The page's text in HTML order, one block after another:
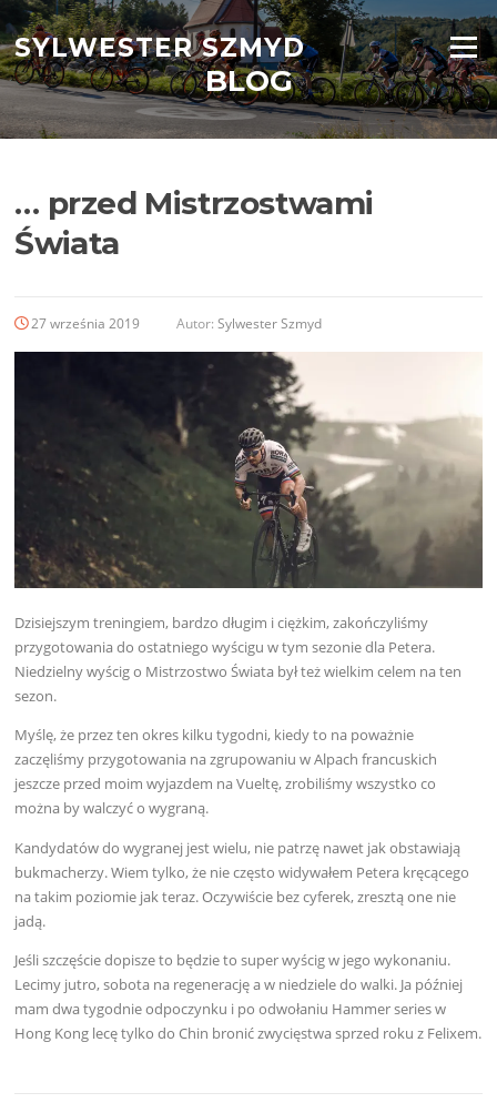
Przejdź
do
treściSYLWESTER SZMYD Menu
BLOG
… przed Mistrzostwami
Świata
27 września 2019 Autor:Sylwester Szmyd
Dzisiejszym treningiem, bardzo długim i ciężkim, zakończyliśmy
przygotowania do ostatniego wyścigu w tym sezonie dla Petera.
Niedzielny wyścig o Mistrzostwo Świata był też wielkim celem na ten
sezon.
Myślę, że przez ten okres kilku tygodni, kiedy to na poważnie
zaczęliśmy przygotowania na zgrupowaniu w Alpach francuskich
jeszcze przed moim wyjazdem na Vueltę, zrobiliśmy wszystko co
można by walczyć o wygraną.
Kandydatów do wygranej jest wielu, nie patrzę nawet jak obstawiają
bukmacherzy. Wiem tylko, że nie często widywałem Petera kręcącego
na takim poziomie jak teraz. Oczywiście bez cyferek, zresztą one nie
jadą.
Jeśli szczęście dopisze to będzie to super wyścig w jego wykonaniu.
Lecimy jutro, sobota na regenerację a w niedziele do walki. Ja później
mam dwa tygodnie odpoczynku i po odwołaniu Hammer series w
Hong Kong lecę tylko do Chin bronić zwycięstwa sprzed roku z Felixem.